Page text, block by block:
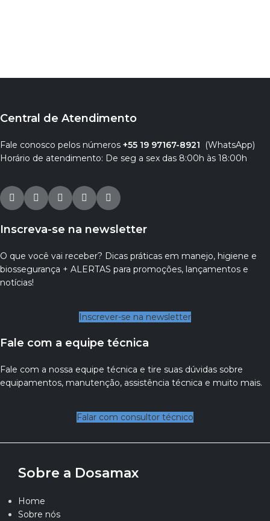
Central de Atendimento
Fale conosco pelos números +55 19 97167-8921
(WhatsApp)
Horário de atendimento: De seg a sex das 8:00h às 18:00h
Inscreva-se na newsletter
O que você vai receber? Dicas práticas em manejo, higiene e
biossegurança + ALERTAS para promoções, lançamentos e
notícias!
Inscrever-se na newsletter
Fale com a equipe técnica
Fale com a nossa equipe técnica e tire suas dúvidas sobre
equipamentos, manutenção, assistência técnica e muito mais.
Falar com consultor técnico
Sobre a Dosamax
Home
Sobre nós